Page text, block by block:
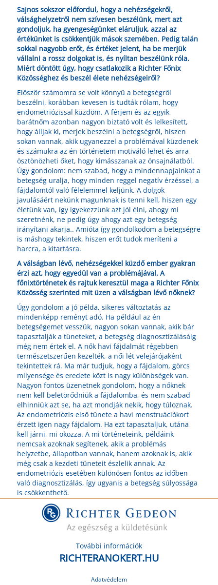
Sajnos sokszor előfordul, hogy a nehézségekről,
válsághelyzetről nem szívesen beszélünk, mert azt
gondoljuk, ha gyengeségünket eláruljuk, azzal az
értékünket is csökkentjük mások szemében. Pedig talán
sokkal nagyobb erőt, és értéket jelent, ha be merjük
vállalni a rossz dolgokat is, és nyíltan beszélünk róla.
Miért döntött úgy, hogy csatlakozik a Richter Főnix
Közösséghez és beszél élete nehézségeiről?
Először számomra se volt könnyű a betegségről
beszélni, korábban kevesen is tudták rólam, hogy
endometriózissal küzdöm. A férjem és az egyik
barátnőm azonban nagyon biztató volt és lelkesített,
hogy álljak ki, merjek beszélni a betegségről, hiszen
sokan vannak, akik ugyanezzel a problémával küzdenek
és számukra az én történetem motiváló lehet és arra
ösztönözheti őket, hogy kimásszanak az önsajnálatból.
Úgy gondolom: nem szabad, hogy a mindennapjainkat a
betegség uralja, hogy minden reggel negatív érzéssel, a
fájdalomtól való félelemmel keljünk. A dolgok
javulásáért nekünk magunknak is tenni kell, hiszen egy
életünk van, így igyekezzünk azt jól élni, ahogy mi
szeretnénk, ne pedig úgy ahogy azt egy betegség
irányítani akarja.. Amióta így gondolkodom a betegségre
is máshogy tekintek, hiszen erőt tudok meríteni a
harcra, a kitartásra.
A válságban lévő, nehézségekkel küzdő ember gyakran
érzi azt, hogy egyedül van a problémájával. A
főnixtörténetek és rajtuk keresztül maga a Richter Főnix
Közösség szerinted mit üzen a válságban lévő nőknek?
Úgy gondolom a jó példa, sikeres változtatás az
mindenképp reményt adó. Ha például az én
betegségemet vesszük, nagyon sokan vannak, akik bár
tapasztalják a tüneteket, a betegség diagnosztizálásáig
még nem értek el. A nők havi fájdalmát régebben
természetszerűen kezelték, a női lét velejárójaként
tekintettek rá. Ma már tudjuk, hogy a fájdalom, görcs
milyensége és eredete közt is nagy különbségek van.
Nagyon fontos üzenetnek gondolom, hogy a nőknek
nem kell beletörődniük a fájdalomba, és nem szabad
elhinniük azt se, ha azt mondják nekik, hogy túloznak.
Az endometriózis első tünete a havi menstruációkort
érzett igen nagy fájdalom. Ha ezt tapasztaljuk, utána
kell járni, mi okozza. A mi történeteink, példáink
nemcsak azoknak segítenek, akik a problémás
helyzetbe, állapotban vannak, hanem azoknak is, akik
még csak a kezdeti tüneteit észlelik annak. Az
endometriózis esetében különösen fontos az időben
való diagnosztizálás, így ugyanis a betegség súlyossága
is csökkenthető.
További információk
RICHTERANOKERT.HU
Adatvédelem